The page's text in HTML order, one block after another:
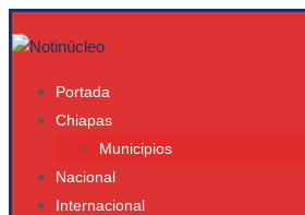
Portada
Chiapas
Municipios
Nacional
Internacional